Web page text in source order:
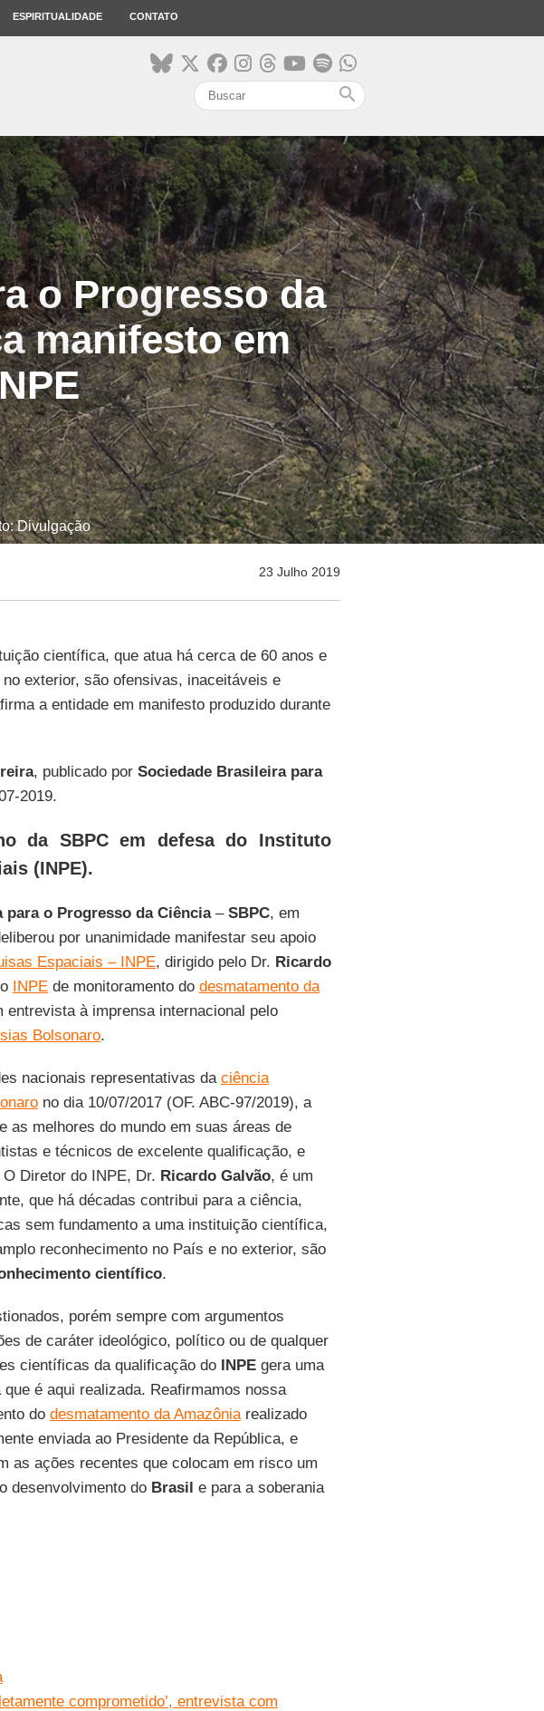
ESPIRITUALIDADE CONTATO
search
o Progresso da
manifesto em
Divulgação
23 Julho 2019
científica, que atua há cerca de 60 anos e
exterior, são ofensivas, inaceitáveis e
a entidade em manifesto produzido durante
, publicado por Sociedade Brasileira para
2019.
da SBPC em defesa do Instituto
(INPE).
o Progresso da Ciência– SBPC, em
por unanimidade manifestar seu apoio
Espaciais – INPE, dirigido pelo Dr. Ricardo
INPEde monitoramento do desmatamento da
à imprensa internacional pelo
Bolsonaro.
nacionais representativas da ciência
no dia 10/07/2017 (OF. ABC-97/2019), a
as melhores do mundo em suas áreas de
e técnicos de excelente qualificação, e
Diretor do INPE, Dr. Ricardo Galvão, é um
que há décadas contribui para a ciência,
sem fundamento a uma instituição científica,
reconhecimento no País e no exterior, são
científico.
porém sempre com argumentos
de caráter ideológico, político ou de qualquer
científicas da qualificação do INPEgera uma
é aqui realizada. Reafirmamos nossa
do desmatamento da Amazôniarealizado
enviada ao Presidente da República, e
as ações recentes que colocam em risco um
desenvolvimento do Brasil e para a soberania
comprometido’, entrevista com